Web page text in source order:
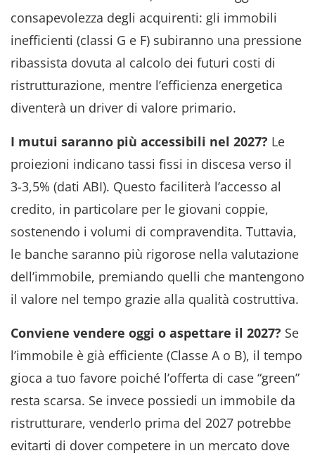
consapevolezza degli acquirenti: gli immobili
inefficienti (classi G e F) subiranno una pressione
ribassista dovuta al calcolo dei futuri costi di
ristrutturazione, mentre l’efficienza energetica
diventerà un driver di valore primario.
I mutui saranno più accessibili nel 2027? Le
proiezioni indicano tassi fissi in discesa verso il
3-3,5% (dati ABI). Questo faciliterà l’accesso al
credito, in particolare per le giovani coppie,
sostenendo i volumi di compravendita. Tuttavia,
le banche saranno più rigorose nella valutazione
dell’immobile, premiando quelli che mantengono
il valore nel tempo grazie alla qualità costruttiva.
Conviene vendere oggi o aspettare il 2027? Se
l’immobile è già efficiente (Classe A o B), il tempo
gioca a tuo favore poiché l’offerta di case “green”
resta scarsa. Se invece possiedi un immobile da
ristrutturare, venderlo prima del 2027 potrebbe
evitarti di dover competere in un mercato dove